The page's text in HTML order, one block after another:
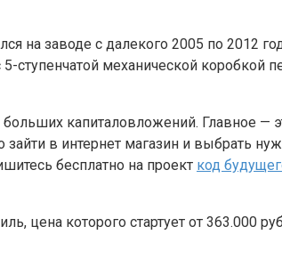
на заводе с далекого 2005 по 2012
ступенчатой механической коробкой
капиталовложений. Главное
в интернет магазин и выбрать
бесплатно на проект код
цена которого стартует от 363.000